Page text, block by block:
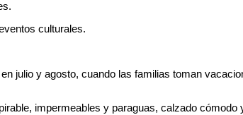
culturales.
julio y agosto, cuando las familias toman
impermeables y paraguas, calzado cómodo